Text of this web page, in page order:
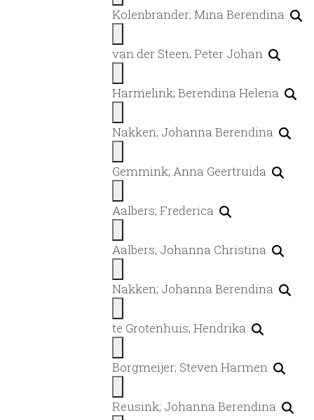
Kolenbrander; Mina Berendina
van der Steen; Peter Johan
Harmelink; Berendina Helena
Nakken; Johanna Berendina
Gemmink; Anna Geertruida
Aalbers; Frederica
Aalbers; Johanna Christina
Nakken; Johanna Berendina
te Grotenhuis; Hendrika
Borgmeijer; Steven Harmen
Reusink; Johanna Berendina